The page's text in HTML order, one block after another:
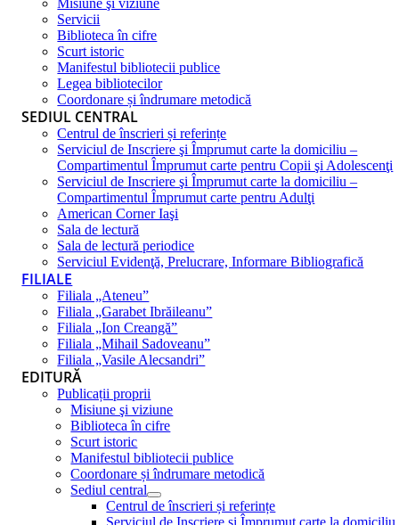
Misiune şi viziune
Servicii
Biblioteca în cifre
Scurt istoric
Manifestul bibliotecii publice
Legea bibliotecilor
Coordonare și îndrumare metodică
SEDIUL CENTRAL
Centrul de înscrieri și referințe
Serviciul de Inscriere şi Împrumut carte la domiciliu –
Compartimentul Împrumut carte pentru Copii şi Adolescenţi
Serviciul de Inscriere şi Împrumut carte la domiciliu –
Compartimentul Împrumut carte pentru Adulţi
American Corner Iaşi
Sala de lectură
Sala de lectură periodice
Serviciul Evidenţă, Prelucrare, Informare Bibliografică
FILIALE
Filiala „Ateneu”
Filiala „Garabet Ibrăileanu”
Filiala „Ion Creangă”
Filiala „Mihail Sadoveanu”
Filiala „Vasile Alecsandri”
EDITURĂ
Publicații proprii
Misiune şi viziune
Biblioteca în cifre
Scurt istoric
Manifestul bibliotecii publice
Coordonare și îndrumare metodică
Sediul central
Centrul de înscrieri și referințe
Serviciul de Inscriere şi Împrumut carte la domiciliu